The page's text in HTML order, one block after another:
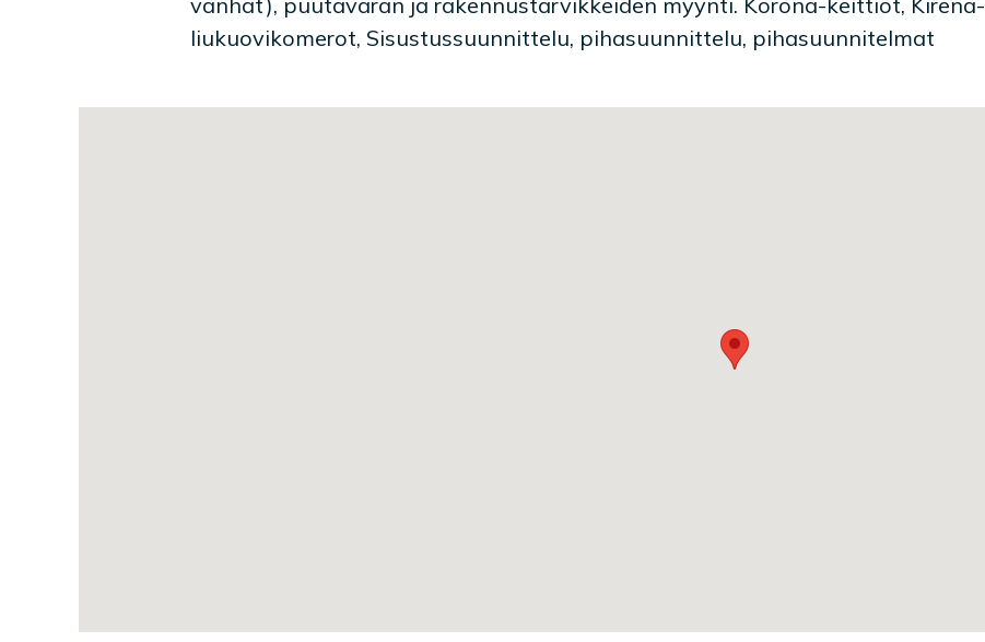
liukuovikomerot, Sisustussuunnittelu, pihasuunnittelu, pihasuunnitelmat